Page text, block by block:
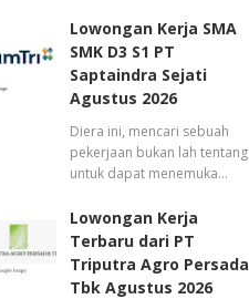
Lowongan Kerja SMA
SMK D3 S1 PT
Saptaindra Sejati
Agustus 2026
Diera ini, mencari sebuah
pekerjaan bukan lah tentang
untuk dapat menemuka…
Lowongan Kerja
Terbaru dari PT
Triputra Agro Persada
Tbk Agustus 2026